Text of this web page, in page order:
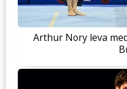
Arthur Nory leva